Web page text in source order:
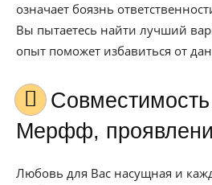
означает боязнь
Вы пытаетесь найти лучший
опыт поможет избавиться от
Совместимость имени
Мерфф,
Любовь для Вас насущная и